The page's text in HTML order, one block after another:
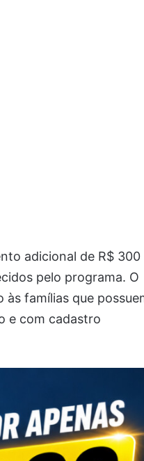
adicional de R$ 300
pelo programa. O
famílias que
e com cadastro